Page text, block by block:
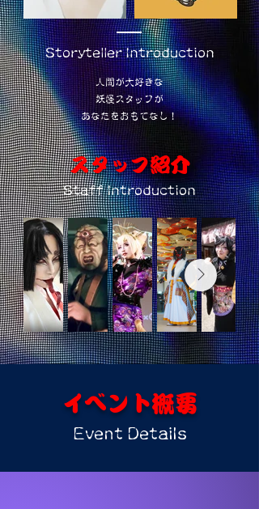
Storyteller Introduction
人間が大好きな
妖怪スタッフが
あなたをおもてなし！
​スタッフ紹介
Staff Introduction
​イベント概要
Event Details